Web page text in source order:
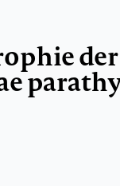
der